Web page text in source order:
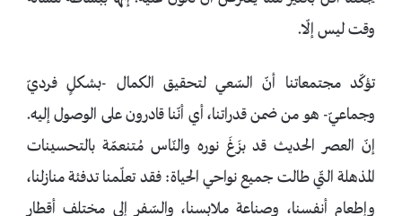
وقت ليس إلّا.
تؤكّد مجتمعاتنا أنّ السّعي لتحقيق الكمال -بشكلٍ فرديّ
وجماعيّ- هو من ضمن قدراتنا، أي أنّنا قادرون على الوصول إليه.
إنّ العصر الحديث قد بزَغَ نوره والنّاس مُتنعمّة بالتحسينات
المذهلة التّي طالت جميع نواحي الحياة: فقد تعلّمنا تدفئة منازلنا،
وإطعامِ أنفسنا، وصناعة ملابسنا، والسّفر إلى مختلف أقطار